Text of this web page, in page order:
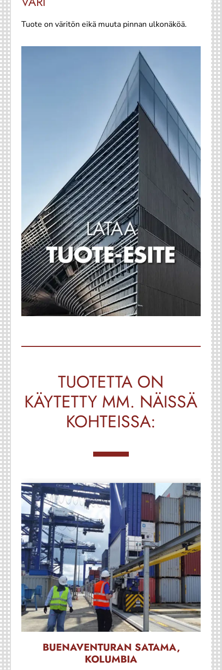
Tuote on väritön eikä muuta pinnan ulkonäköä.
TUOTETTA ON
KÄYTETTY MM. NÄISSÄ
KOHTEISSA:
BUENAVENTURAN SATAMA,
KOLUMBIA